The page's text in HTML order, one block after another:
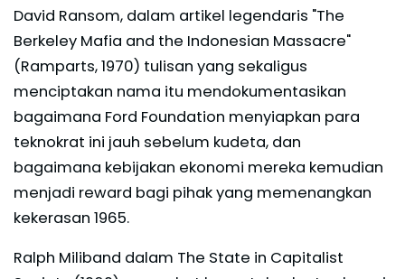
David Ransom, dalam artikel legendaris "The
Berkeley Mafia and the Indonesian Massacre"
(Ramparts, 1970) tulisan yang sekaligus
menciptakan nama itu mendokumentasikan
bagaimana Ford Foundation menyiapkan para
teknokrat ini jauh sebelum kudeta, dan
bagaimana kebijakan ekonomi mereka kemudian
menjadi reward bagi pihak yang memenangkan
kekerasan 1965.
Ralph Miliband dalam The State in Capitalist